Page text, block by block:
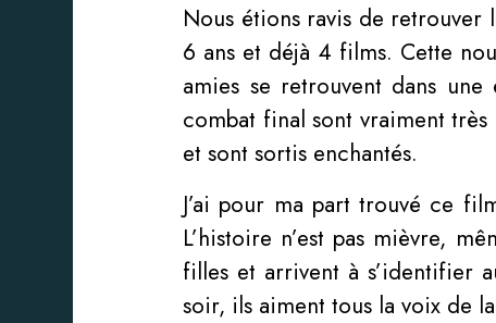
Nous étions ravis de retrouver
6 ans et déjà 4 films. Cette
amies se retrouvent dans
combat final sont vraiment très
et sont sortis enchantés.
J’ai pour ma part trouvé ce
L’histoire n’est pas mièvre,
filles et arrivent à s’identifier
soir, ils aiment tous la voix de